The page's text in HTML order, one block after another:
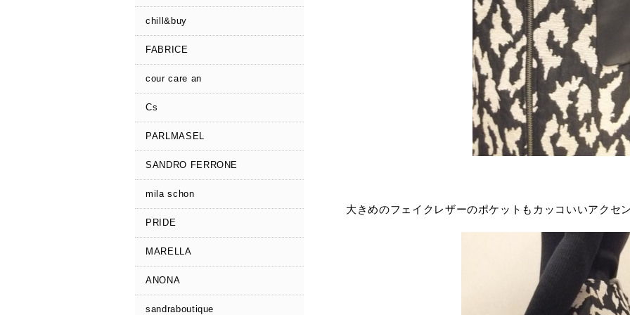
chill&buy
FABRICE
cour care an
Cs
PARLMASEL
SANDRO FERRONE
mila schon
PRIDE
MARELLA
ANONA
sandraboutique
大きめのフェイクレザーのポケットもカッコいいアクセ